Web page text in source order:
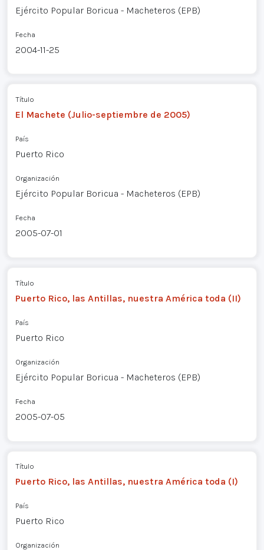
Ejército Popular Boricua - Macheteros (EPB)
Fecha
2004-11-25
Título
El Machete (Julio-septiembre de 2005)
País
Puerto Rico
Organización
Ejército Popular Boricua - Macheteros (EPB)
Fecha
2005-07-01
Título
Puerto Rico, las Antillas, nuestra América toda (II)
País
Puerto Rico
Organización
Ejército Popular Boricua - Macheteros (EPB)
Fecha
2005-07-05
Título
Puerto Rico, las Antillas, nuestra América toda (I)
País
Puerto Rico
Organización